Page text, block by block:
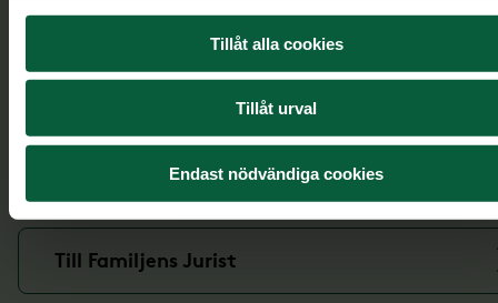
Tillåt alla cookies
Tillåt urval
Endast nödvändiga cookies
Till Familjens Jurist